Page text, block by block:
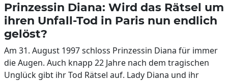
Prinzessin Diana: Wird das Rätsel um
ihren Unfall-Tod in Paris nun endlich
gelöst?
Am 31. August 1997 schloss Prinzessin Diana für immer
die Augen. Auch knapp 22 Jahre nach dem tragischen
Unglück gibt ihr Tod Rätsel auf. Lady Diana und ihr